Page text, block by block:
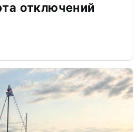
отключений